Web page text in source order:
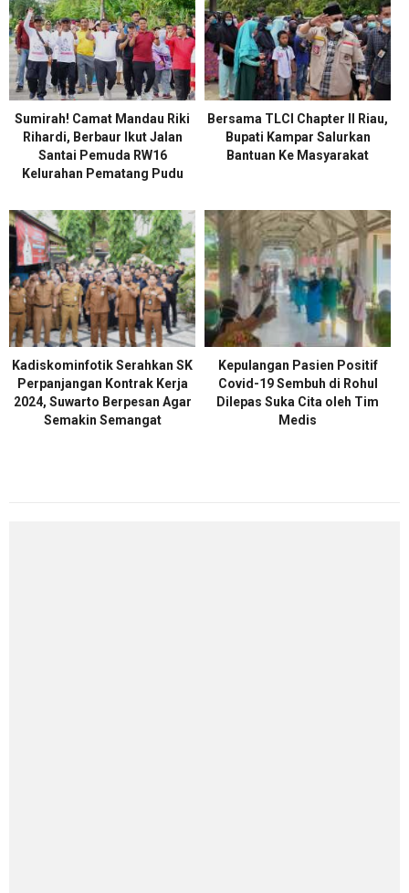
Sumirah! Camat Mandau Riki
Rihardi, Berbaur Ikut Jalan
Santai Pemuda RW16
Kelurahan Pematang Pudu
Bersama TLCI Chapter II Riau,
Bupati Kampar Salurkan
Bantuan Ke Masyarakat
Kadiskominfotik Serahkan SK
Perpanjangan Kontrak Kerja
2024, Suwarto Berpesan Agar
Semakin Semangat
Kepulangan Pasien Positif
Covid-19 Sembuh di Rohul
Dilepas Suka Cita oleh Tim
Medis